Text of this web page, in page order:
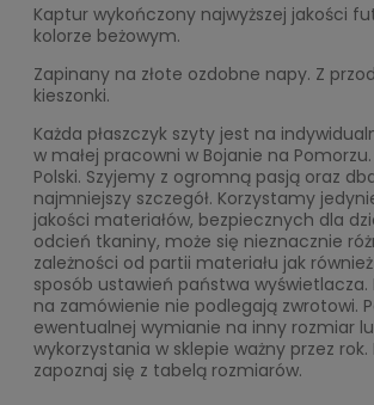
Kaptur wykończony najwyższej jakości
kolorze beżowym.
Zapinany na złote ozdobne napy. Z
kieszonki.
Każda płaszczyk szyty jest na
w małej pracowni w Bojanie na Pomorzu.
Polski. Szyjemy z ogromną pasją oraz
najmniejszy szczegół. Korzystamy
jakości materiałów, bezpiecznych dla
odcień tkaniny, może się nieznacznie
zależności od partii materiału jak
sposób ustawień państwa wyświetlacza.
na zamówienie nie podlegają zwrotowi.
ewentualnej wymianie na inny rozmiar
wykorzystania w sklepie ważny przez
zapoznaj się z tabelą rozmiarów.